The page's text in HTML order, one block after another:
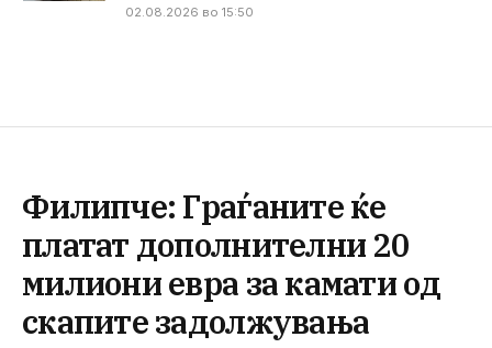
02.08.2026 во 15:50
Филипче: Граѓаните ќе
платат дополнителни 20
милиони евра за камати од
скапите задолжувања